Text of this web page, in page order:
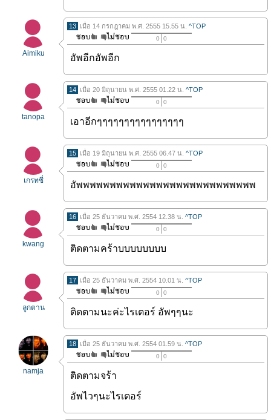
Aimiku
13 เมื่อ 14 กรกฎาคม พ.ศ. 2555 15.55 น. ^TOP
0 0
อัพอีกอัพอีก
tanopa
14 เมื่อ 20 มิถุนายน พ.ศ. 2555 01.22 น. ^TOP
0 0
เอาอีกๆๆๆๆๆๆๆๆๆๆๆๆๆๆๆๆ
เกรทซี่
15 เมื่อ 19 มิถุนายน พ.ศ. 2555 06.47 น. ^TOP
0 0
อัพพพพพพพพพพพพพพพพพพพพพพพพพพพ
kwang
16 เมื่อ 25 ธันวาคม พ.ศ. 2554 12.38 น. ^TOP
0 0
ติดตามคร้าบบบบบบบบ
ลูกตาน
17 เมื่อ 25 ธันวาคม พ.ศ. 2554 10.01 น. ^TOP
0 0
ติดตามนะค่ะไรเตอร์ อัพๆๆนะ
namja
18 เมื่อ 25 ธันวาคม พ.ศ. 2554 01.59 น. ^TOP
0 0
ติดตามจร้า
อัพไวๆนะไรเตอร์